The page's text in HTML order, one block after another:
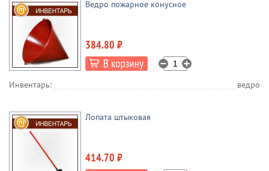
Ведро пожарное конусное
384.80 ₽
Инвентарь: ведро
Лопата штыковая
414.70 ₽